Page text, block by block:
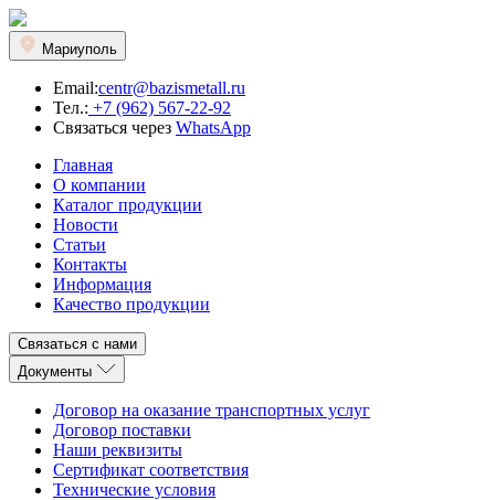
Мариуполь
Email:centr@bazismetall.ru
Тел.: +7 (962) 567-22-92
Связаться через WhatsApp
Главная
О компании
Каталог продукции
Новости
Статьи
Контакты
Информация
Качество продукции
Связаться с нами
Документы
Договор на оказание транспортных услуг
Договор поставки
Наши реквизиты
Сертификат соответствия
Технические условия